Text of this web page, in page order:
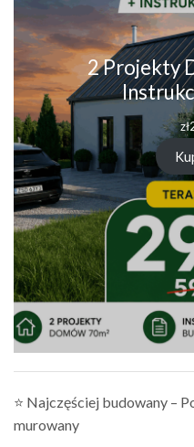
2 Projekty
zł
⭐ Najczęściej budowany –
murowany